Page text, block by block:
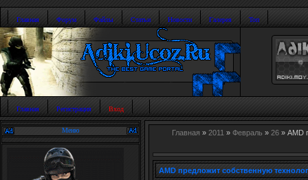
Главная Форум Файлы Статьи Новости Галерея Топ
Главная Регистрация Вход
Меню Главная » 2011 » Февраль » 26» AMD
AMD предложит собственную